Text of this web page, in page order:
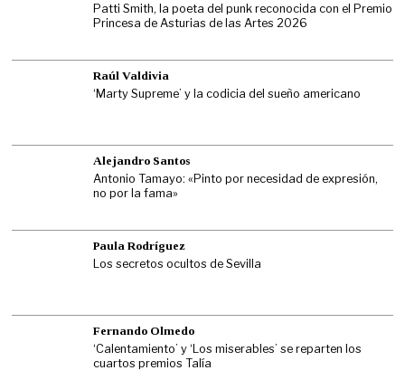
Patti Smith, la poeta del punk reconocida con el Premio
Princesa de Asturias de las Artes 2026
Raúl Valdivia
‘Marty Supreme’ y la codicia del sueño americano
Alejandro Santos
Antonio Tamayo: «Pinto por necesidad de expresión,
no por la fama»
Paula Rodríguez
Los secretos ocultos de Sevilla
Fernando Olmedo
‘Calentamiento’ y ‘Los miserables’ se reparten los
cuartos premios Talía